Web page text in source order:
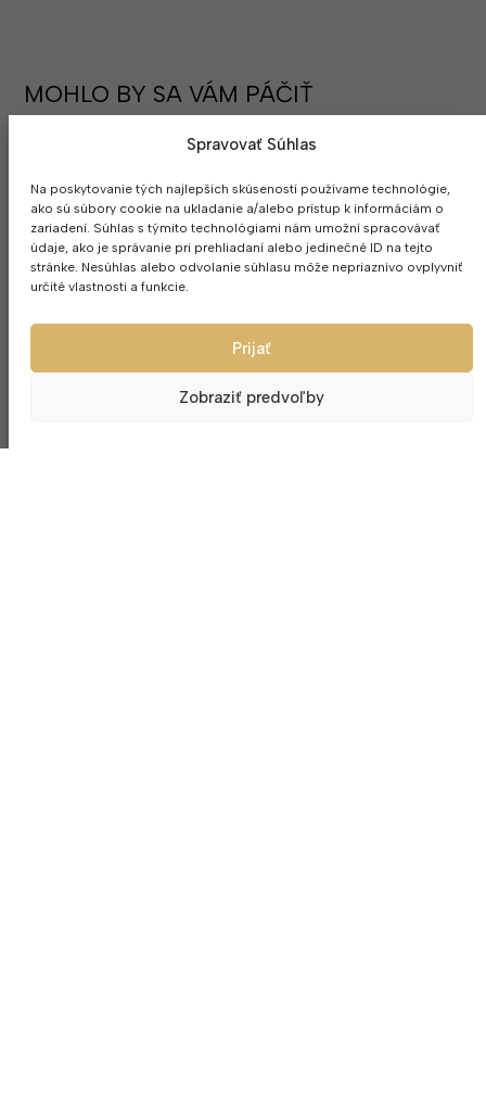
Spravovať Súhlas
Na poskytovanie tých najlepších skúseností používame technológie,
ako sú súbory cookie na ukladanie a/alebo prístup k informáciám o
zariadení. Súhlas s týmito technológiami nám umožní spracovávať
údaje, ako je správanie pri prehliadaní alebo jedinečné ID na tejto
stránke. Nesúhlas alebo odvolanie súhlasu môže nepriaznivo ovplyvniť
určité vlastnosti a funkcie.
Prijať
Zobraziť predvoľby
MOHLO BY SA VÁM PÁČIŤ